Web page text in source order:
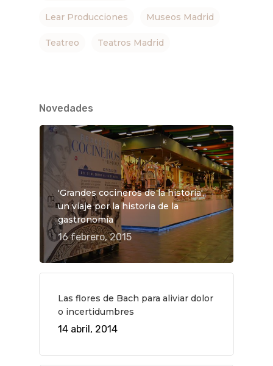
Lear Producciones Museos Madrid
Teatreo Teatros Madrid
Novedades
'Grandes cocineros de la historia',
un viaje por la historia de la
gastronomía
16 febrero, 2015
Las flores de Bach para aliviar dolor
o incertidumbres
14 abril, 2014